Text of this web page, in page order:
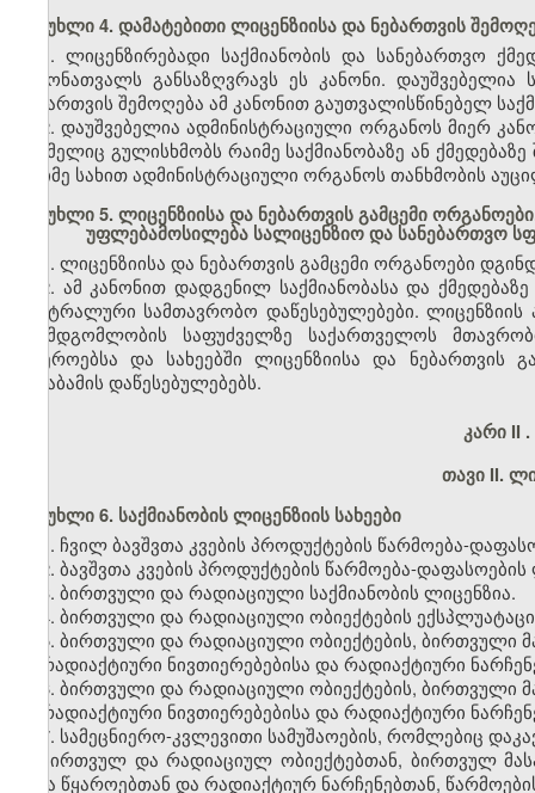
მუხლი 4. დამატებითი ლიცენზიისა და ნებართვის
1. ლიცენზირებადი საქმიანობის და სანებართვო
ჩამონათვალს განსაზღვრავს ეს კანონი.
ნებართვის შემოღება ამ კანონით გაუთვალისწინებელ
2. დაუშვებელია ადმინისტრაციული ორგანოს მიერ
რომელიც გულისხმობს რაიმე საქმიანობაზე ან
რაიმე სახით ადმინისტრაციული ორგანოს თანხმობის
მუხლი 5. ლიცენზიისა და ნებართვის გამცემი
უფლებამოსილება სალიცენზიო და სანებართვო
1. ლიცენზიისა და ნებართვის გამცემი ორგანოები
2. ამ კანონით დადგენილ საქმიანობასა და
ცენტრალური სამთავრობო დაწესებულებები.
შუამდგომლობის საფუძველზე საქართველოს
სფეროებსა და სახეებში ლიცენზიისა და ნებართვის
შესაბამის დაწესებულებებს.
კარი II
თავი II.
მუხლი 6. საქმიანობის ლიცენზიის სახეები
1. ჩვილ ბავშვთა კვების პროდუქტების წარმოება-
2. ბავშვთა კვების პროდუქტების წარმოება-
3. ბირთვული და რადიაციული საქმიანობის ლიცენზია.
4. ბირთვული და რადიაციული ობიექტების
5. ბირთვული და რადიაციული ობიექტების, ბირთვული
რადიაქტიური ნივთიერებებისა და რადიაქტიური
6. ბირთვული და რადიაციული ობიექტების, ბირთვული
რადიაქტიური ნივთიერებებისა და რადიაქტიური
7. სამეცნიერო-კვლევითი სამუშაოების, რომლებიც
ბირთვულ და რადიაციულ ობიექტებთან, ბირთვულ
სხვა წყაროებთან და რადიაქტიურ ნარჩენებთან,